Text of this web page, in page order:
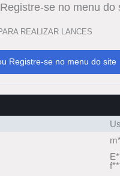
se no menu do
REALIZAR LANCES
Registre-se no menu do site